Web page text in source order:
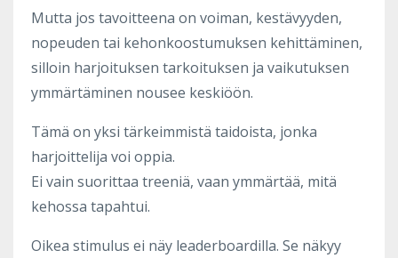
Mutta jos tavoitteena on voiman, kestävyyden,
nopeuden tai kehonkoostumuksen kehittäminen,
silloin harjoituksen tarkoituksen ja vaikutuksen
ymmärtäminen nousee keskiöön.
Tämä on yksi tärkeimmistä taidoista, jonka
harjoittelija voi oppia.
Ei vain suorittaa treeniä, vaan ymmärtää, mitä
kehossa tapahtui.
Oikea stimulus ei näy leaderboardilla. Se näkyy